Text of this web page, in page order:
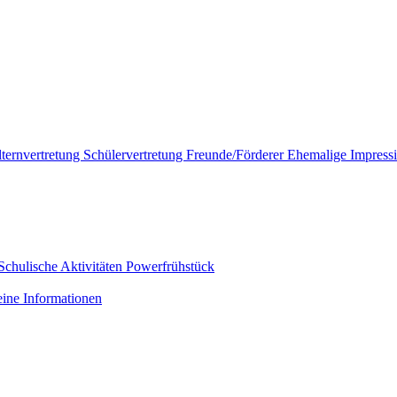
Schülervertretung Freunde/FördererEhemalige
Aktivitäten Powerfrühstück
Informationen